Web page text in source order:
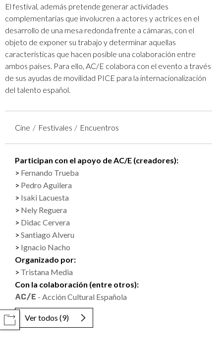
COMPARTIR
El festival, además pretende generar actividades
complementarias que involucren a actores y actrices en el
desarrollo de una mesa redonda frente a cámaras, con el
objeto de exponer su trabajo y determinar aquellas
características que hacen posible una colaboración entre
ambos países. Para ello, AC/E colabora con el evento a través
de sus ayudas de movilidad PICE para la internacionalización
del talento español.
Cine Festivales Encuentros
Participan con el apoyo de AC/E (creadores):
Fernando Trueba
Pedro Aguilera
Isaki Lacuesta
Nely Reguera
Didac Cervera
Santiago Alveru
Ignacio Nacho
Organizado por:
Tristana Media
Con la colaboración (entre otros):
- Acción Cultural Española
Ver todos (9)